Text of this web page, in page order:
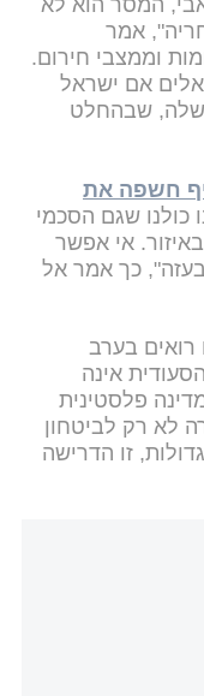
המסר הוא לא
אמר
וממצבי חירום.
אם ישראל
שלה, שבהחלט
חשפה את
כולנו שגם הסכמי
אי אפשר
כך אמר אל
רואים בערב
אינה
פלסטינית
לא רק לביטחון
זו הדרישה